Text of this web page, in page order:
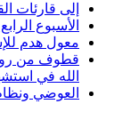
إلى قارئات
الأسبوع
معول هدم
الله في
العوضي